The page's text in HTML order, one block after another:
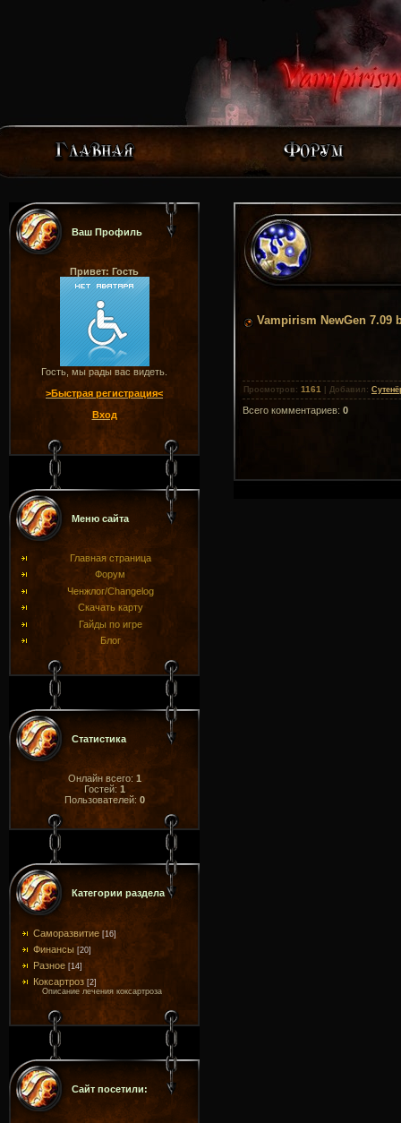
Ваш Профиль
Привет: Гость
Гость, мы рады вас видеть.
>Быстрая регистрация<
Вход
Меню сайта
Главная страница
Форум
Ченжлог/Changelog
Скачать карту
Гайды по игре
Блог
Статистика
Онлайн всего: 1
Гостей: 1
Пользователей: 0
Категории раздела
Саморазвитие [16]
Финансы [20]
Разное [14]
Коксартроз [2]
Описание лечения коксартроза
Сайт посетили:
Vampirism NewGen 7.09
Просмотров : 1161 Добавил :
Всего комментариев: 0